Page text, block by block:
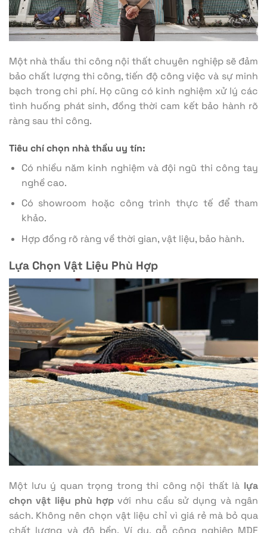
Một nhà thầu thi công nội thất chuyên nghiệp sẽ đảm
bảo chất lượng thi công, tiến độ công việc và sự minh
bạch trong chi phí. Họ cũng có kinh nghiệm xử lý các
tình huống phát sinh, đồng thời cam kết bảo hành rõ
ràng sau thi công.
Tiêu chí chọn nhà thầu uy tín:
Có nhiều năm kinh nghiệm và đội ngũ thi công tay
nghề cao.
Có showroom hoặc công trình thực tế để tham
khảo.
Hợp đồng rõ ràng về thời gian, vật liệu, bảo hành.
Lựa Chọn Vật Liệu Phù Hợp
Một lưu ý quan trọng trong thi công nội thất là lựa
chọn vật liệu phù hợp với nhu cầu sử dụng và ngân
sách. Không nên chọn vật liệu chỉ vì giá rẻ mà bỏ qua
chất lượng và độ bền. Ví dụ, gỗ công nghiệp MDF